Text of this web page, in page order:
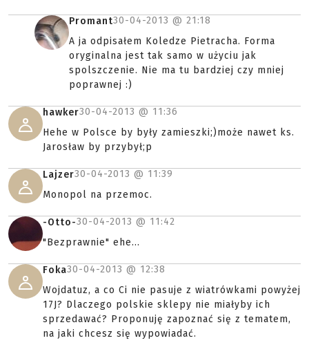
Promant30-04-2013 @ 21:18
A ja odpisałem Koledze Pietracha. Forma
oryginalna jest tak samo w użyciu jak
spolszczenie. Nie ma tu bardziej czy mniej
poprawnej :)
hawker30-04-2013 @ 11:36
Hehe w Polsce by były zamieszki;)może nawet ks.
Jarosław by przybył;p
Lajzer30-04-2013 @ 11:39
Monopol na przemoc.
-Otto-30-04-2013 @ 11:42
"Bezprawnie" ehe...
Foka30-04-2013 @ 12:38
Wojdatuz, a co Ci nie pasuje z wiatrówkami powyżej
17J? Dlaczego polskie sklepy nie miałyby ich
sprzedawać? Proponuję zapoznać się z tematem,
na jaki chcesz się wypowiadać.